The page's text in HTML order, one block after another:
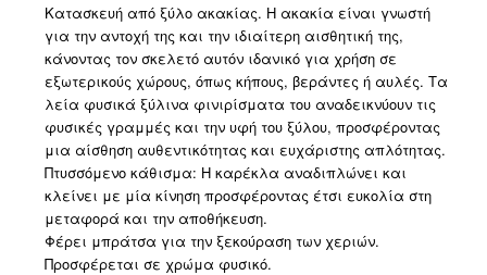
Κατασκευή από ξύλο ακακίας. Η ακακία είναι γνωστή
για την αντοχή της και την ιδιαίτερη αισθητική της,
κάνοντας τον σκελετό αυτόν ιδανικό για χρήση σε
εξωτερικούς χώρους, όπως κήπους, βεράντες ή αυλές. Τα
λεία φυσικά ξύλινα φινιρίσματα του αναδεικνύουν τις
φυσικές γραμμές και την υφή του ξύλου, προσφέροντας
μια αίσθηση αυθεντικότητας και ευχάριστης απλότητας.
Πτυσσόμενο κάθισμα: Η καρέκλα αναδιπλώνει και
κλείνει με μία κίνηση προσφέροντας έτσι ευκολία στη
μεταφορά και την αποθήκευση.
Φέρει μπράτσα για την ξεκούραση των χεριών.
Προσφέρεται σε χρώμα φυσικό.